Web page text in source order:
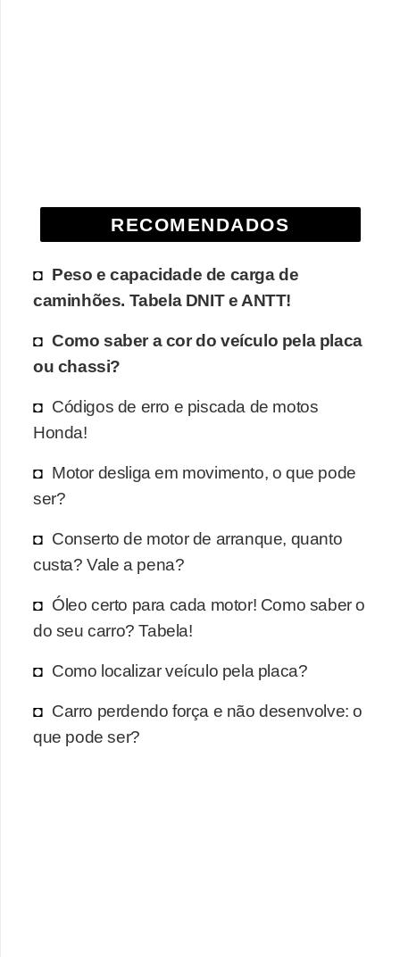
RECOMENDADOS
Peso e capacidade de carga de
caminhões. Tabela DNIT e ANTT!
Como saber a cor do veículo pela placa
ou chassi?
Códigos de erro e piscada de motos
Honda!
Motor desliga em movimento, o que pode
ser?
Conserto de motor de arranque, quanto
custa? Vale a pena?
Óleo certo para cada motor! Como saber o
do seu carro? Tabela!
Como localizar veículo pela placa?
Carro perdendo força e não desenvolve: o
que pode ser?
O
r
o
a
d
C
o
p
r
a
r
a
r
r
D